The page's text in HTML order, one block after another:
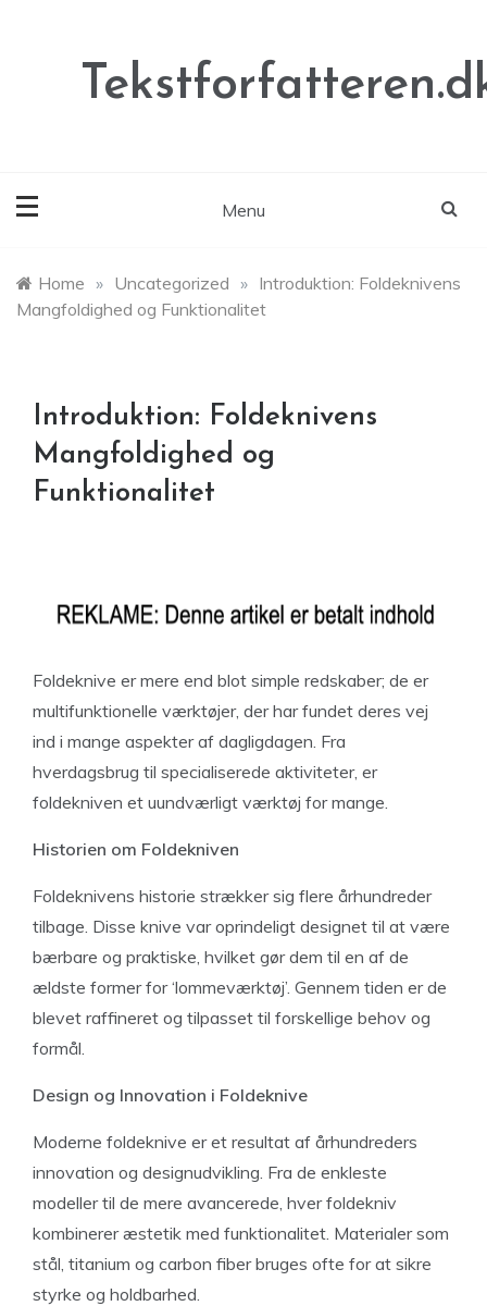
Menu
Home » Uncategorized » Introduktion: Foldeknivens
Mangfoldighed og Funktionalitet
Introduktion: Foldeknivens
Mangfoldighed og
Funktionalitet
Foldeknive er mere end blot simple redskaber; de er
multifunktionelle værktøjer, der har fundet deres vej
ind i mange aspekter af dagligdagen. Fra
hverdagsbrug til specialiserede aktiviteter, er
foldekniven et uundværligt værktøj for mange.
Historien om Foldekniven
Foldeknivens historie strækker sig flere århundreder
tilbage. Disse knive var oprindeligt designet til at være
bærbare og praktiske, hvilket gør dem til en af de
ældste former for ‘lommeværktøj’. Gennem tiden er de
blevet raffineret og tilpasset til forskellige behov og
formål.
Design og Innovation i Foldeknive
Moderne foldeknive er et resultat af århundreders
innovation og designudvikling. Fra de enkleste
modeller til de mere avancerede, hver foldekniv
kombinerer æstetik med funktionalitet. Materialer som
stål, titanium og carbon fiber bruges ofte for at sikre
styrke og holdbarhed.